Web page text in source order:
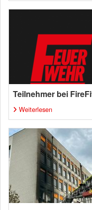
Teilnehmer bei
Weiterlesen